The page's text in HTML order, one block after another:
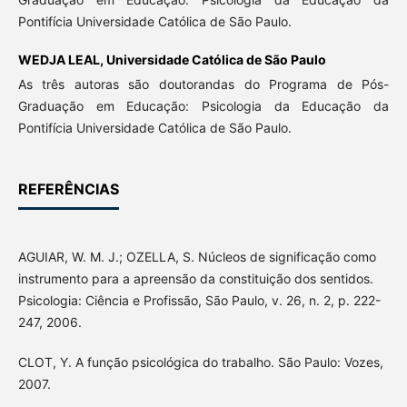
Pontifícia Universidade Católica de São Paulo.
WEDJA LEAL, Universidade Católica de São Paulo
As três autoras são doutorandas do Programa de Pós-
Graduação em Educação: Psicologia da Educação da
Pontifícia Universidade Católica de São Paulo.
REFERÊNCIAS
AGUIAR, W. M. J.; OZELLA, S. Núcleos de significação como
instrumento para a apreensão da constituição dos sentidos.
Psicologia: Ciência e Profissão, São Paulo, v. 26, n. 2, p. 222-
247, 2006.
CLOT, Y. A função psicológica do trabalho. São Paulo: Vozes,
2007.